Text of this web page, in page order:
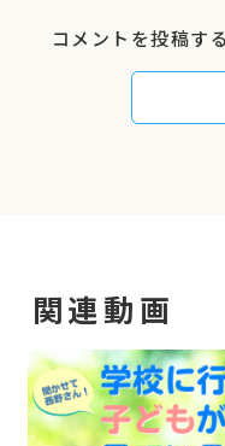
コメントを投稿す
関連動画